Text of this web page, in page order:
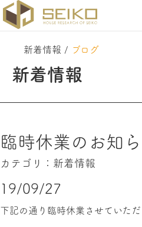
新着情報
新着情報 / ブログ
臨時休業のお知
カテゴリ： 新着情報
19/09/27
下記の通り臨時休業させていただ